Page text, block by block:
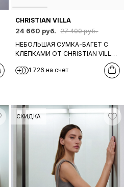
CHRISTIAN VILLA
24 660 руб.
27 400 руб.
НЕБОЛЬШАЯ СУМКА-БАГЕТ С
КЛЕПКАМИ ОТ CHRISTIAN VILLA
РЫЖЕГО ЦВЕТА
1 726 на счет
СКИДКА